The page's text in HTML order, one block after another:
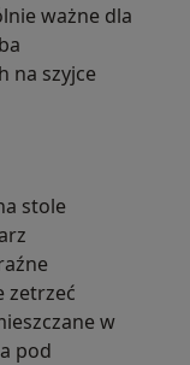
ważne dla
na szyjce
stole
zetrzeć
w
pod